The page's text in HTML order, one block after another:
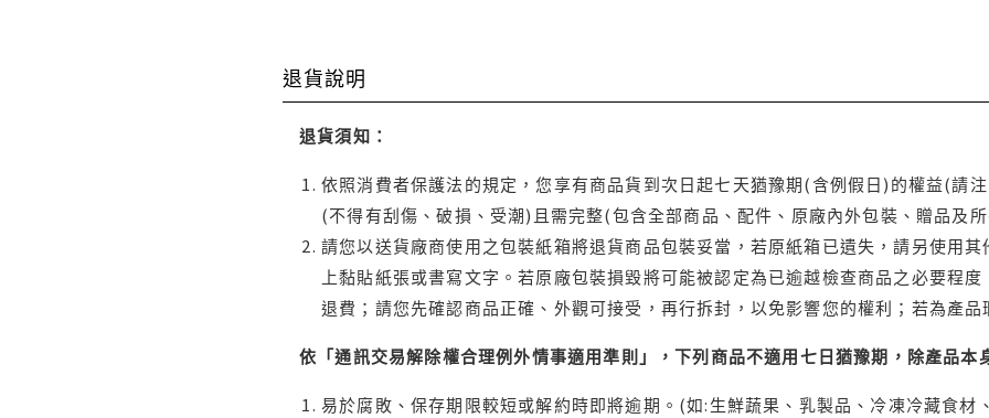
退貨說明
退貨須知：
依照消費者保護法的規定，您享有商品貨到次日起七天猶豫期(含例假日)的權益(請
(不得有刮傷、破損、受潮)且需完整(包含全部商品、配件、原廠內外包裝、贈品及
請您以送貨廠商使用之包裝紙箱將退貨商品包裝妥當，若原紙箱已遺失，請另使用
上黏貼紙張或書寫文字。若原廠包裝損毀將可能被認定為已逾越檢查商品之必要程
退費；請您先確認商品正確、外觀可接受，再行拆封，以免影響您的權利；若為產
依「通訊交易解除權合理例外情事適用準則」，下列商品不適用七日猶豫期，除產品本
易於腐敗、保存期限較短或解約時即將逾期。(如:生鮮蔬果、乳製品、冷凍冷藏食材